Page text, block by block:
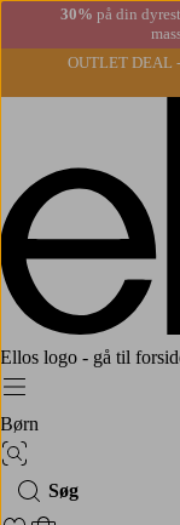
30% på din
OUTLET DEAL -
Ellos logo - gå til
Menu
Børn
Billedsøgning
Søg